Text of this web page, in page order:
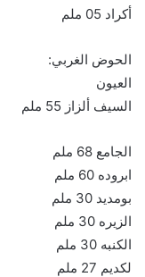
أكراد 05 ملم
الحوض الغربي:
العيون
السيف ألزاز 55 ملم
الجامع 68 ملم
ابروده 60 ملم
بومديد 30 ملم
الزيره 30 ملم
الكنبه 30 ملم
لكديم 27 ملم